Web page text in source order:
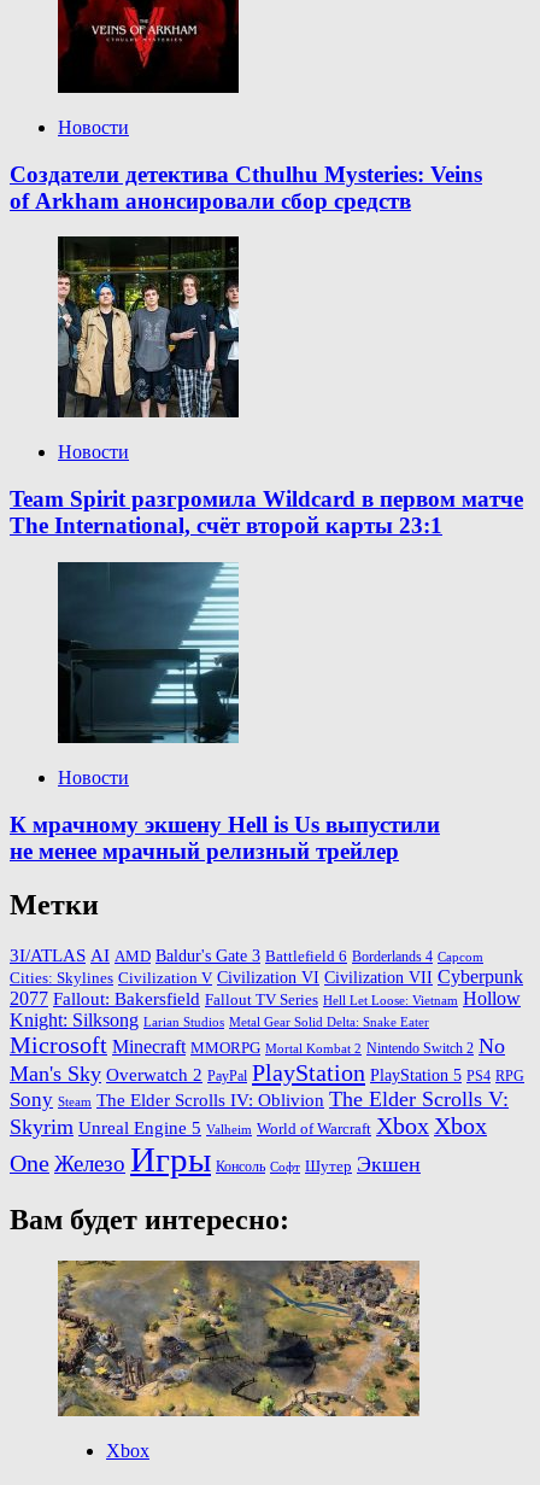
Новости
Создатели детектива Cthulhu Mysteries: Veins
of Arkham анонсировали сбор средств
Новости
Team Spirit разгромила Wildcard в первом матче
The International, счёт второй карты 23:1
Новости
К мрачному экшену Hell is Us выпустили
не менее мрачный релизный трейлер
Метки
3I/ATLAS AI AMD Baldur's Gate 3 Battlefield 6 Borderlands 4 Capcom
Cities: Skylines Civilization V Civilization VI Civilization VII Cyberpunk
2077 Fallout: Bakersfield Fallout TV Series Hell Let Loose: Vietnam Hollow
Knight: Silksong Larian Studios Metal Gear Solid Delta: Snake Eater
Microsoft Minecraft MMORPG Mortal Kombat 2 Nintendo Switch 2 No
Man's Sky Overwatch 2 PayPal PlayStation PlayStation 5 PS4 RPG
Sony Steam The Elder Scrolls IV: Oblivion The Elder Scrolls V:
Skyrim Unreal Engine 5 Valheim World of Warcraft XboxXbox
OneЖелезо Игры Консоль Софт Шутер Экшен
Вам будет интересно:
Xbox